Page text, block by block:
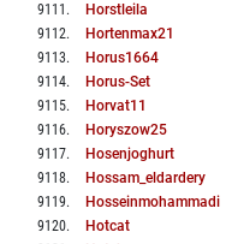
9111 . Horstleila
9112. Hortenmax21
9113. Horus1664
9114. Horus-Set
9115. Horvat11
9116. Horyszow25
9117. Hosenjoghurt
9118. Hossam_eldardery
9119. Hosseinmohammadi
9120. Hotcat